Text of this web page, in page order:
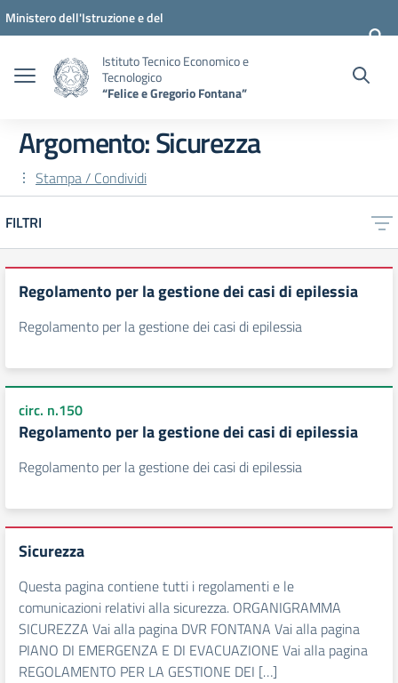
Vai ai contenuti
Vai al menu di navigazione
Vai al footer
Ministero dell'Istruzione e del
Istituto Tecnico Economico e
Tecnologico
“Felice e Gregorio Fontana”
Argomento: Sicurezza
Stampa / Condividi
FILTRI
Regolamento per la gestione dei casi di epilessia
Regolamento per la gestione dei casi di epilessia
circ. n.150
Regolamento per la gestione dei casi di epilessia
Regolamento per la gestione dei casi di epilessia
Sicurezza
Questa pagina contiene tutti i regolamenti e le
comunicazioni relativi alla sicurezza. ORGANIGRAMMA
SICUREZZA Vai alla pagina DVR FONTANA Vai alla pagina
PIANO DI EMERGENZA E DI EVACUAZIONE Vai alla pagina
REGOLAMENTO PER LA GESTIONE DEI […]